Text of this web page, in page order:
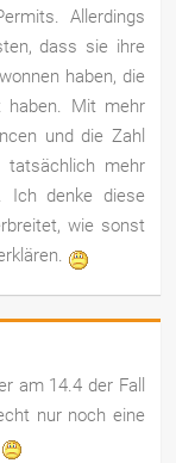
Allerdings
dass sie ihre
haben, die
haben. Mit mehr
und die Zahl
tatsächlich mehr
Ich denke diese
wie sonst
am 14.4 der Fall
nur noch eine